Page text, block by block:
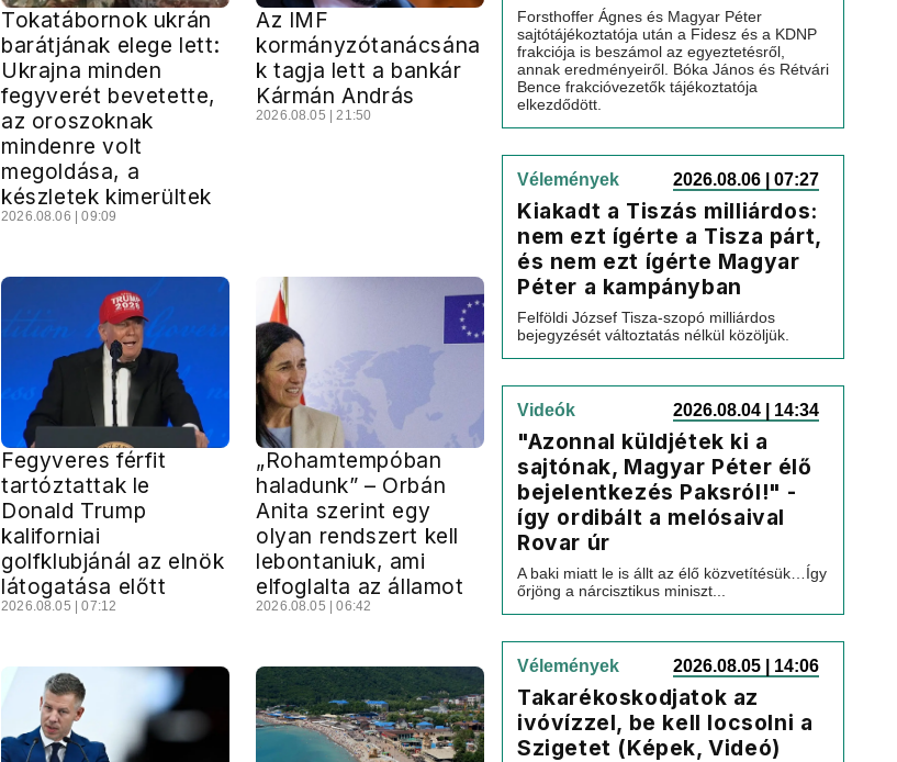
Tokatábornok ukrán
barátjának elege lett:
Ukrajna minden
fegyverét bevetette,
az oroszoknak
mindenre volt
megoldása, a
készletek kimerültek
2026.08.06 | 09:09
Az IMF
kormányzótanácsána
k tagja lett a bankár
Kármán András
2026.08.05 | 21:50
Fegyveres férfit
tartóztattak le
Donald Trump
kaliforniai
golfklubjánál az elnök
látogatása előtt
2026.08.05 | 07:12
„Rohamtempóban
haladunk” – Orbán
Anita szerint egy
olyan rendszert kell
lebontaniuk, ami
elfoglalta az államot
2026.08.05 | 06:42
Forsthoffer Ágnes és Magyar Péter
sajtótájékoztatója után a Fidesz és a KDNP
frakciója is beszámol az egyeztetésről,
annak eredményeiről. Bóka János és Rétvári
Bence frakcióvezetők tájékoztatója
elkezdődött.
Vélemények 2026.08.06 | 07:27
Kiakadt a Tiszás milliárdos:
nem ezt ígérte a Tisza párt,
és nem ezt ígérte Magyar
Péter a kampányban
Felföldi József Tisza-szopó milliárdos
bejegyzését változtatás nélkül közöljük.
Videók 2026.08.04 | 14:34
"Azonnal küldjétek ki a
sajtónak, Magyar Péter élő
bejelentkezés Paksról!" -
így ordibált a melósaival
Rovar úr
A baki miatt le is állt az élő közvetítésük…Így
őrjöng a nárcisztikus miniszt...
Vélemények 2026.08.05 | 14:06
Takarékoskodjatok az
ivóvízzel, be kell locsolni a
Szigetet (Képek, Videó)